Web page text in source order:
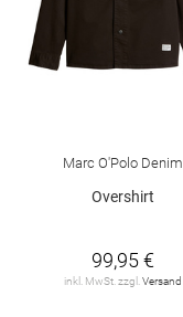
Marc O'Polo Denim
Overshirt
99,95 €
inkl. MwSt. zzgl. Versand